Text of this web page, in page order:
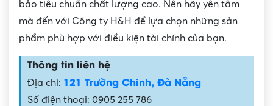
bảo tiêu chuẩn chất lượng cao. Nên hãy yên tâm
mà đến với Công ty H&H để lựa chọn những sản
phẩm phù hợp với điều kiện tài chính của bạn.
Thông tin liên hệ
Địa chỉ: 121 Trường Chinh, Đà Nẵng
Số điện thoại: 0905 255 786